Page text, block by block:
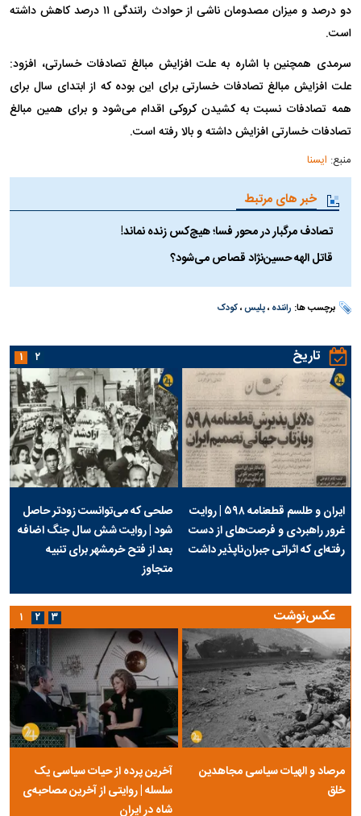
دو درصد و میزان مصدومان ناشی از حوادث رانندگی ۱۱ درصد کاهش داشته
است.
سرمدی همچنین با اشاره به علت افزایش مبالغ تصادفات خسارتی، افزود:
علت افزایش مبالغ تصادفات خسارتی برای این بوده که از ابتدای سال برای
همه تصادفات نسبت به کشیدن کروکی اقدام می‌شود و برای همین مبالغ
تصادفات خسارتی افزایش داشته و بالا رفته است.
منبع: ایسنا
خبر های مرتبط
تصادف مرگبار در محور فسا؛ هیچ‌کس زنده نماند!
قاتل الهه حسین‌نژاد قصاص می‌شود؟
برچسب ها: راننده ،پلیس،کودک
تاریخ
ایران و طلسم قطعنامه ۵۹۸ | روایت
غرور راهبردی و فرصت‌های از دست
رفته‌ای که اثراتی جبران‌ناپذیر داشت
صلحی که می‌توانست زودتر حاصل
شود | روایت شش سال جنگ اضافه
بعد از فتح خرمشهر برای تنبیه
متجاوز
۱ ۲
عکس‌نوشت
مرصاد و الهیات سیاسی مجاهدین
خلق
آخرین پرده از حیات سیاسی یک
سلسله | روایتی از آخرین مصاحبه‌ی
شاه در ایران
۱ ۲ ۳